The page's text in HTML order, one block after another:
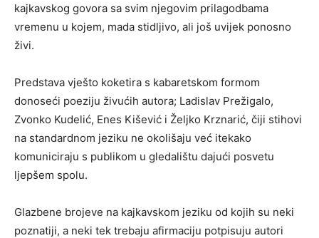
kajkavskog govora sa svim njegovim prilagodbama
vremenu u kojem, mada stidljivo, ali još uvijek ponosno
živi.
Predstava vješto koketira s kabaretskom formom
donoseći poeziju živućih autora; Ladislav Prežigalo,
Zvonko Kudelić, Enes Kišević i Željko Krznarić, čiji stihovi
na standardnom jeziku ne okolišaju već itekako
komuniciraju s publikom u gledalištu dajući posvetu
ljepšem spolu.
Glazbene brojeve na kajkavskom jeziku od kojih su neki
poznatiji, a neki tek trebaju afirmaciju potpisuju autori